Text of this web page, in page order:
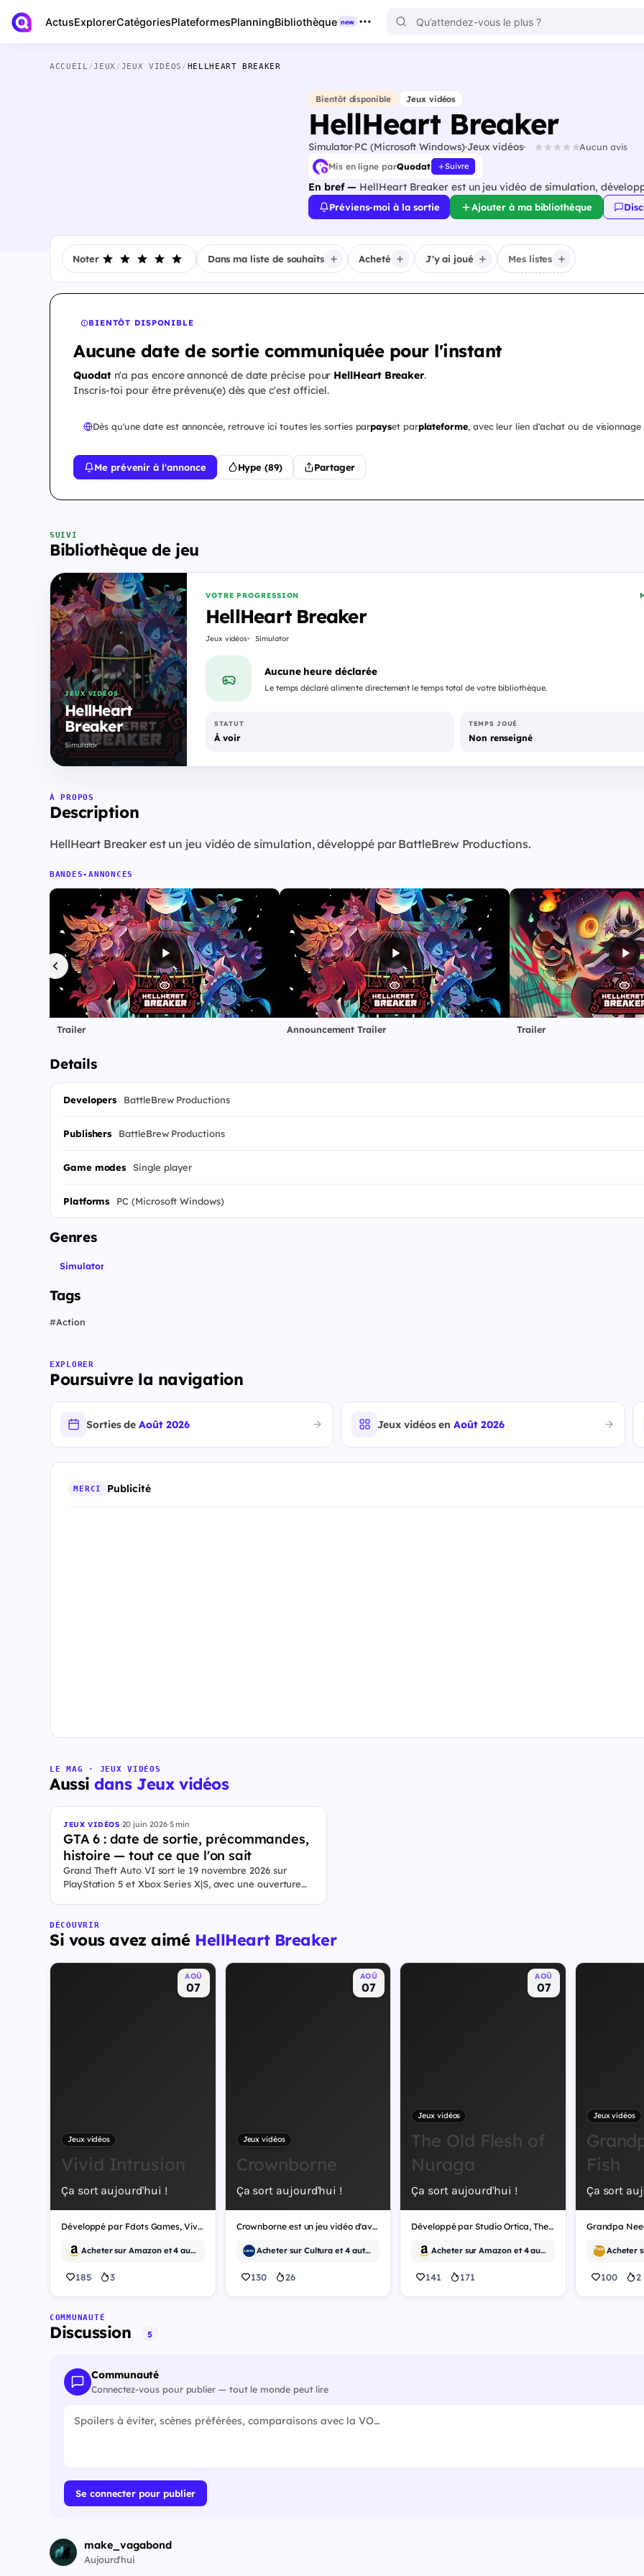
ActusExplorerCatégoriesPlateformesPlanningBibliothèque new
ACCUEIL /JEUX/JEUX VIDÉOS /HELLHEART BREAKER
Bientôt disponible Jeux vidéos
HellHeart Breaker
Simulator PC (Microsoft Windows)Jeux vidéos Aucun avis
Mis en ligne parQuodat Suivre
En bref — HellHeart Breaker est un jeu vidéo de simulation,
Préviens-moi à la sortie Ajouter à ma bibliothèque
Noter Dans ma liste de souhaits Acheté J'y ai joué Mes listes
BIENTÔT DISPONIBLE
Aucune date de sortie communiquée pour l'instant
Quodatn'a pas encore annoncé de date précise pour HellHeart Breaker.
Inscris-toi pour être prévenu(e) dès que c'est officiel.
Dès qu'une date est annoncée, retrouve ici toutes les sorties parpayset parplateforme, avec leur lien d'achat ou de visionnage
Me prévenir à l'annonce Hype (89) Partager
SUIVI
Bibliothèque de jeu
JEUX VIDÉOS
HellHeart
Breaker
Simulator
VOTRE PROGRESSION
HellHeart Breaker
Jeux vidéos Simulator
Aucune heure déclarée
Le temps déclaré alimente directement le temps total de votre bibliothèque.
STATUT
À voir
TEMPS JOUÉ
Non renseigné
À PROPOS
Description
HellHeart Breaker est un jeu vidéo de simulation, développé par BattleBrew Productions.
BANDES-ANNONCES
Trailer Announcement Trailer Trailer
Details
Developers BattleBrew Productions
Publishers BattleBrew Productions
Game modes Single player
Platforms PC (Microsoft Windows)
Genres
Simulator
Tags
#Action
EXPLORER
Poursuivre la navigation
Sorties deAoût 2026 Jeux vidéos enAoût 2026
MERCI Publicité
LE MAG · JEUX VIDÉOS
Aussidans Jeux vidéos
JEUX VIDÉOS·20 juin 2026·5 min
GTA 6 : date de sortie, précommandes,
histoire — tout ce que l'on sait
Grand Theft Auto VI sort le 19 novembre 2026 sur
PlayStation 5 et Xbox Series X|S, avec une ouverture
City. Il met en scène pour la première fois un duo de
protagonistes jouables, Jason et Lucia, cette dernière
DÉCOUVRIR
Si vous avez aimé HellHeart Breaker
AOÛ
07
Jeux vidéos
Vivid Intrusion
Ça sort aujourd'hui !
Développé par Fdots Games, Vivid Intrusion est un jeu vidéo de tir.
Acheter sur Amazon et 4 autres
185 3
AOÛ
07
Jeux vidéos
Crownborne
Ça sort aujourd'hui !
Crownborne est un jeu vidéo d'aventure.
Acheter sur Cultura et 4 autres
130 26
AOÛ
07
Jeux vidéos
The Old Flesh of
Nuraga
Ça sort aujourd'hui !
Développé par Studio Ortica, The Old Flesh of Nuraga est un jeu vidéo d'aventure.
Acheter sur Amazon et 4 autres
141 171
Jeux vidéos
Fish
Ça sort
Acheter
100 2
COMMUNAUTÉ
Discussion 5
Communauté
Connectez-vous pour publier — tout le monde peut lire
Se connecter pour publier
make_vagabond
Aujourd'hui